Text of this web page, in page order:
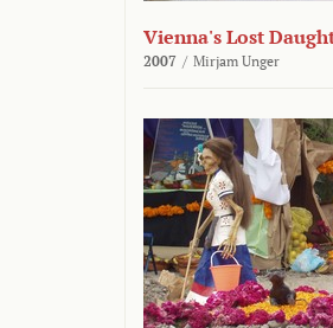
Vienna's Lost
2007 / Mirjam Unger